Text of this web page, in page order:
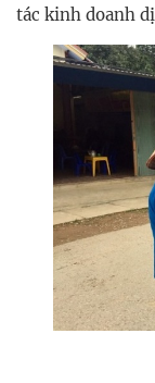
tác kinh doanh